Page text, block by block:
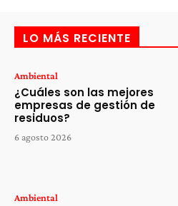
LO MÁS RECIENTE
Ambiental
¿Cuáles son las mejores
empresas de gestión de
residuos?
6 agosto 2026
Ambiental